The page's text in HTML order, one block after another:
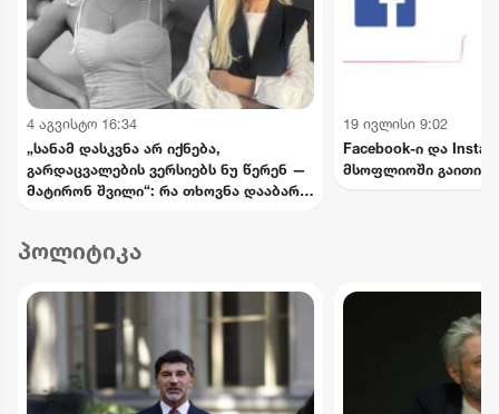
4 აგვისტო 16:34
„სანამ დასკვნა არ იქნება,
გარდაცვალების ვერსიებს ნუ წერენ —
მატირონ შვილი“: რა თხოვნა დააბარა
19 ივლისი 9:02
Facebook-ი და
მსოფლიოში გაითიშა
პოლიტიკა